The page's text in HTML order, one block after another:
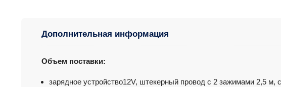
Дополнительная информация
Объем поставки:
зарядное устройство12V, штекерный провод с 2 зажимами 2,5 м,